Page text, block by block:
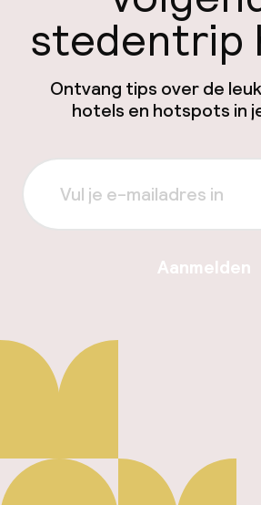
stedentrip
Ontvang tips over de
hotels en hotspots in
Aanmelden